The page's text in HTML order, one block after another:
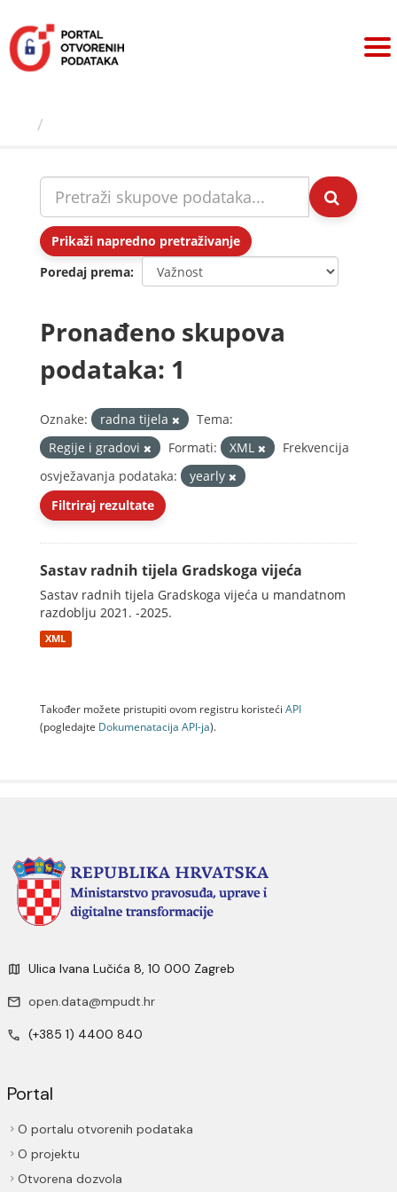
sadržaj
Prikaži napredno pretraživanje
Poredaj prema
Pronađeno skupova
podataka: 1
Oznake: radna tijela
Tema:
Regije i gradovi
Formati: XML
Frekvencija
osvježavanja podataka:
yearly
Filtriraj rezultate
Sastav radnih tijela Gradskoga vijeća
Sastav radnih tijela Gradskoga vijeća u mandatnom
razdoblju 2021. -2025.
XML
Također možete pristupiti ovom registru koristeći API
(pogledajte Dokumenаtаcijа API-jа).